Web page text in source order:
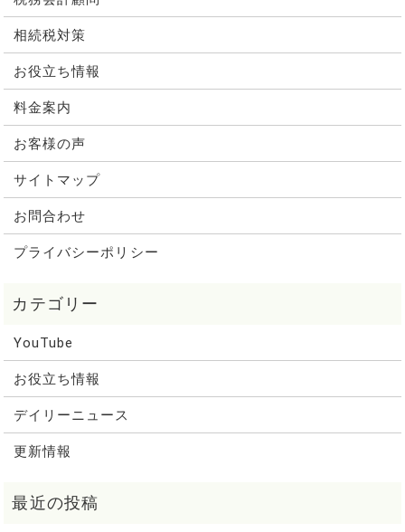
相続税対策
お役立ち情報
料金案内
お客様の声
サイトマップ
お問合わせ
プライバシーポリシー
YouTube
お役立ち情報
デイリーニュース
更新情報